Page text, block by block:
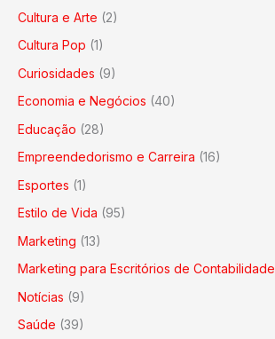
Cultura e Arte (2)
Cultura Pop (1)
Curiosidades (9)
Economia e Negócios (40)
Educação (28)
Empreendedorismo e Carreira (16)
Esportes (1)
Estilo de Vida (95)
Marketing (13)
Marketing para Escritórios de Contabilidade
Notícias (9)
Saúde (39)